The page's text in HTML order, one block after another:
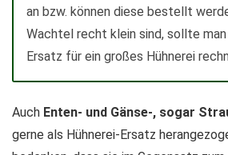
an bzw. können diese bestellt
Wachtel recht klein sind, sollte
Ersatz für ein großes Hühnerei
Auch Enten- und Gänse-, sogar
gerne als Hühnerei-Ersatz